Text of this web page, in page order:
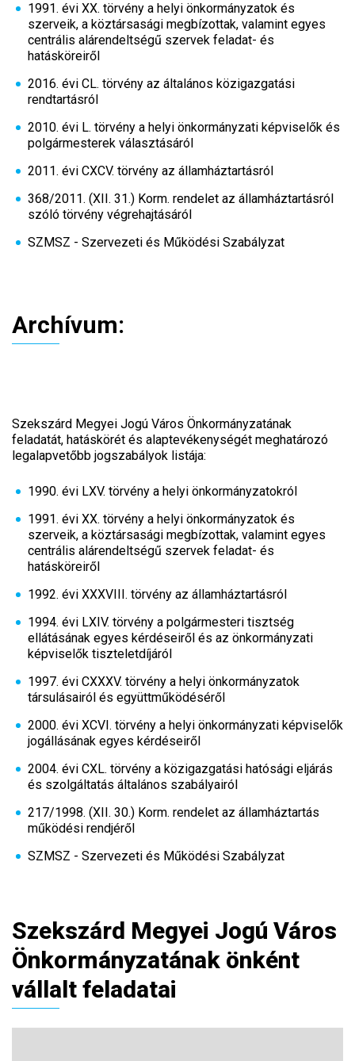
1991. évi XX. törvény a helyi önkormányzatok és
szerveik, a köztársasági megbízottak, valamint egyes
centrális alárendeltségű szervek feladat- és
hatásköreiről
2016. évi CL. törvény az általános közigazgatási
rendtartásról
2010. évi L. törvény a helyi önkormányzati képviselők és
polgármesterek választásáról
2011. évi CXCV. törvény az államháztartásról
368/2011. (XII. 31.) Korm. rendelet az államháztartásról
szóló törvény végrehajtásáról
SZMSZ - Szervezeti és Működési Szabályzat
Archívum:
Szekszárd Megyei Jogú Város Önkormányzatának
feladatát, hatáskörét és alaptevékenységét meghatározó
legalapvetőbb jogszabályok listája:
1990. évi LXV. törvény a helyi önkormányzatokról
1991. évi XX. törvény a helyi önkormányzatok és
szerveik, a köztársasági megbízottak, valamint egyes
centrális alárendeltségű szervek feladat- és
hatásköreiről
1992. évi XXXVIII. törvény az államháztartásról
1994. évi LXIV. törvény a polgármesteri tisztség
ellátásának egyes kérdéseiről és az önkormányzati
képviselők tiszteletdíjáról
1997. évi CXXXV. törvény a helyi önkormányzatok
társulásairól és együttműködéséről
2000. évi XCVI. törvény a helyi önkormányzati képviselők
jogállásának egyes kérdéseiről
2004. évi CXL. törvény a közigazgatási hatósági eljárás
és szolgáltatás általános szabályairól
217/1998. (XII. 30.) Korm. rendelet az államháztartás
működési rendjéről
SZMSZ - Szervezeti és Működési Szabályzat
Szekszárd Megyei Jogú Város
Önkormányzatának önként
vállalt feladatai